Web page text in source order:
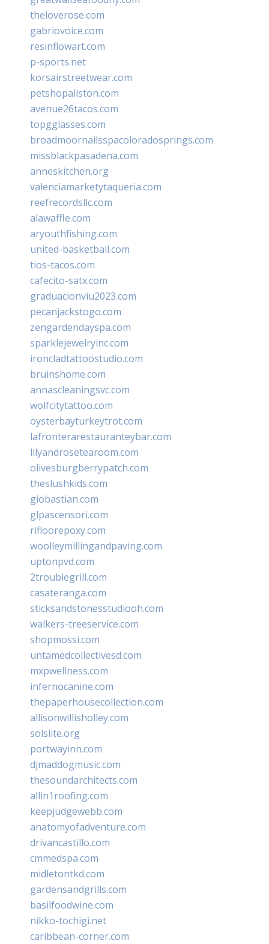
theloverose.com
gabriovoice.com
resinflowart.com
p-sports.net
korsairstreetwear.com
petshopallston.com
avenue26tacos.com
topgglasses.com
broadmoornailsspacoloradosprings.com
missblackpasadena.com
anneskitchen.org
valenciamarketytaqueria.com
reefrecordsllc.com
alawaffle.com
aryouthfishing.com
united-basketball.com
tios-tacos.com
cafecito-satx.com
graduacionviu2023.com
pecanjackstogo.com
zengardendayspa.com
sparklejewelryinc.com
ironcladtattoostudio.com
bruinshome.com
annascleaningsvc.com
wolfcitytattoo.com
oysterbayturkeytrot.com
lafronterarestauranteybar.com
lilyandrosetearoom.com
olivesburgberrypatch.com
theslushkids.com
giobastian.com
glpascensori.com
rifloorepoxy.com
woolleymillingandpaving.com
uptonpvd.com
2troublegrill.com
casateranga.com
sticksandstonesstudiooh.com
walkers-treeservice.com
shopmossi.com
untamedcollectivesd.com
mxpwellness.com
infernocanine.com
thepaperhousecollection.com
allisonwillisholley.com
solslite.org
portwayinn.com
djmaddogmusic.com
thesoundarchitects.com
allin1roofing.com
keepjudgewebb.com
anatomyofadventure.com
drivancastillo.com
cmmedspa.com
midletontkd.com
gardensandgrills.com
basilfoodwine.com
nikko-tochigi.net
caribbean-corner.com